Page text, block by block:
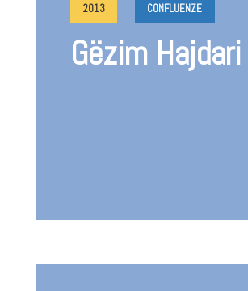
2013 CONFLUENZE
Gëzim Hajdari